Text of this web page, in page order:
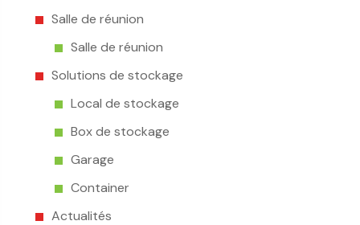
Salle de réunion
Salle de réunion
Solutions de stockage
Local de stockage
Box de stockage
Garage
Container
Actualités